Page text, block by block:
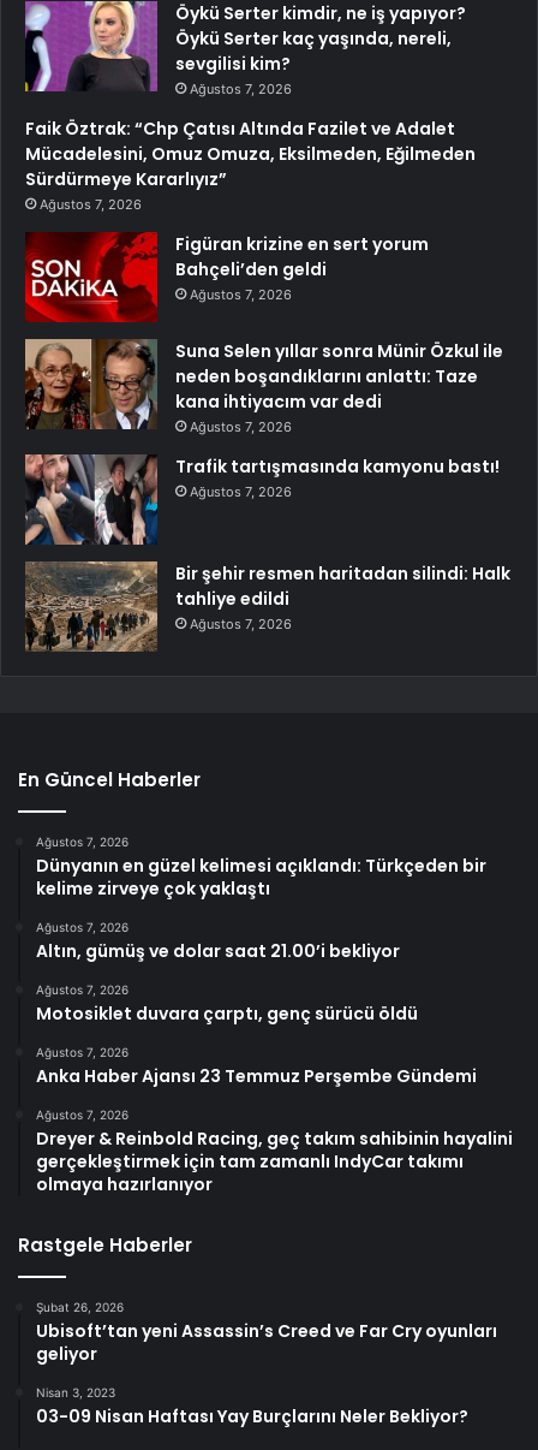
Öykü Serter kimdir, ne iş yapıyor?
Öykü Serter kaç yaşında, nereli,
sevgilisi kim?
Ağustos 7, 2026
Faik Öztrak: “Chp Çatısı Altında Fazilet ve Adalet
Mücadelesini, Omuz Omuza, Eksilmeden, Eğilmeden
Sürdürmeye Kararlıyız”
Ağustos 7, 2026
Figüran krizine en sert yorum
Bahçeli’den geldi
Ağustos 7, 2026
Suna Selen yıllar sonra Münir Özkul ile
neden boşandıklarını anlattı: Taze
kana ihtiyacım var dedi
Ağustos 7, 2026
Trafik tartışmasında kamyonu bastı!
Ağustos 7, 2026
Bir şehir resmen haritadan silindi: Halk
tahliye edildi
Ağustos 7, 2026
En Güncel Haberler
Ağustos 7, 2026
Dünyanın en güzel kelimesi açıklandı: Türkçeden bir
kelime zirveye çok yaklaştı
Ağustos 7, 2026
Altın, gümüş ve dolar saat 21.00’i bekliyor
Ağustos 7, 2026
Motosiklet duvara çarptı, genç sürücü öldü
Ağustos 7, 2026
Anka Haber Ajansı 23 Temmuz Perşembe Gündemi
Ağustos 7, 2026
Dreyer & Reinbold Racing, geç takım sahibinin hayalini
gerçekleştirmek için tam zamanlı IndyCar takımı
olmaya hazırlanıyor
Rastgele Haberler
Şubat 26, 2026
Ubisoft’tan yeni Assassin’s Creed ve Far Cry oyunları
geliyor
Nisan 3, 2023
03-09 Nisan Haftası Yay Burçlarını Neler Bekliyor?